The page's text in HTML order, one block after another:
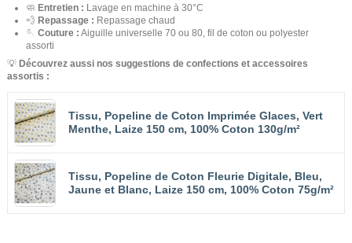
🧼 Entretien : Lavage en machine à 30°C
💨 Repassage : Repassage chaud
🪡 Couture : Aiguille universelle 70 ou 80, fil de coton ou polyester
assorti
💡 Découvrez aussi nos suggestions de confections et accessoires
assortis :
Tissu, Popeline de Coton Imprimée Glaces, Vert
Menthe, Laize 150 cm, 100% Coton 130g/m²
Tissu, Popeline de Coton Fleurie Digitale, Bleu,
Jaune et Blanc, Laize 150 cm, 100% Coton 75g/m²